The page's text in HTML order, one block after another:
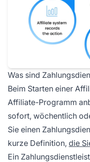
Was sind
Beim Starten einer
Affiliate-Programm
sofort, wöchentlich
Sie einen
kurze Definition, die
Ein